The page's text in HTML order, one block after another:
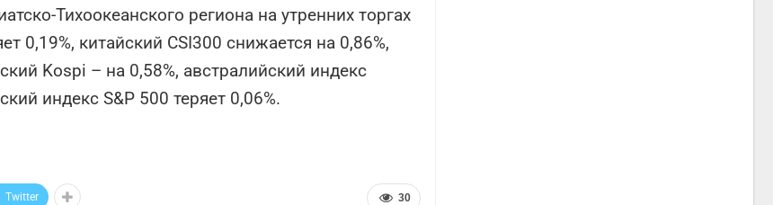
Тихоокеанского региона на утренних торгах
0,19%, китайский CSI300 снижается на 0,86%,
Kospi – на 0,58%, австралийский индекс
индекс S&P 500 теряет 0,06%.
30
Twitter